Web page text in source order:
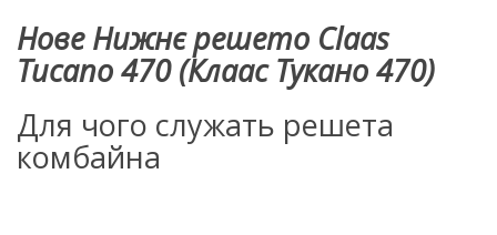
Нове Нижнє решето Claas
Tucano 470 (Клаас Тукано 470)
Для чого служать решета
комбайна